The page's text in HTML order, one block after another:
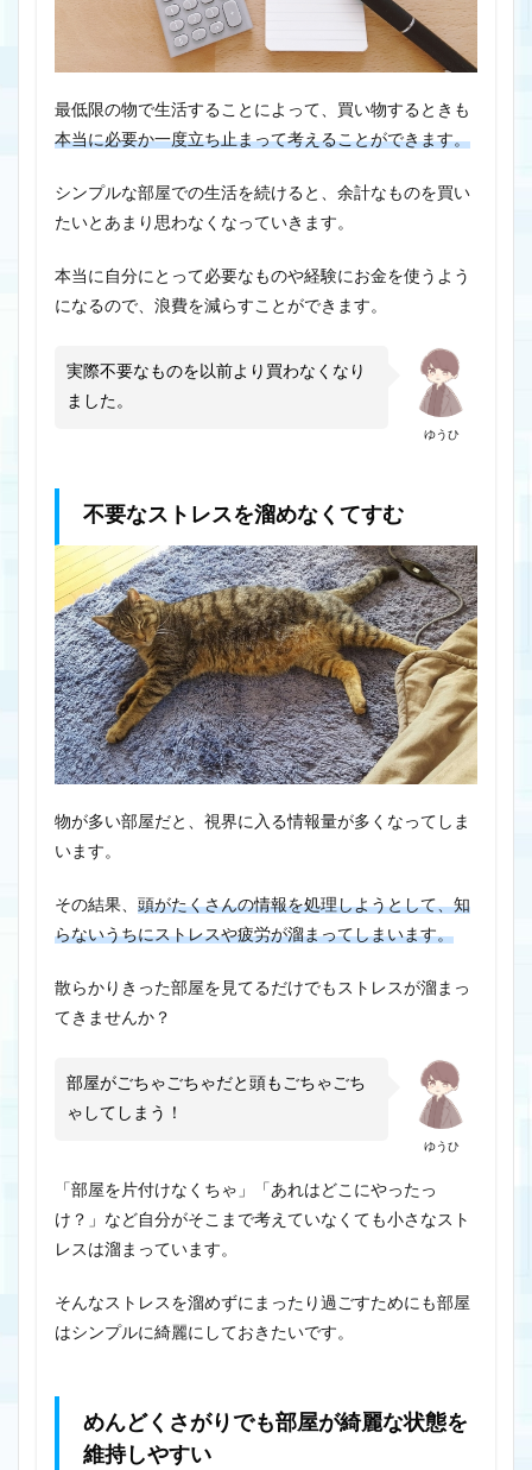
最低限の物で生活することによって、買い物するときも
本当に必要か一度立ち止まって考えることができます。
シンプルな部屋での生活を続けると、余計なものを買い
たいとあまり思わなくなっていきます。
本当に自分にとって必要なものや経験にお金を使うよう
になるので、浪費を減らすことができます。
ゆうひ
実際不要なものを以前より買わなくなり
ました。
不要なストレスを溜めなくてすむ
物が多い部屋だと、視界に入る情報量が多くなってしま
います。
その結果、 頭がたくさんの情報を処理しようとして、知
らないうちにストレスや疲労が溜まってしまいます。
散らかりきった部屋を見てるだけでもストレスが溜まっ
てきませんか？
ゆうひ
部屋がごちゃごちゃだと頭もごちゃごち
ゃしてしまう！
「部屋を片付けなくちゃ」「あれはどこにやったっ
け？」など自分がそこまで考えていなくても小さなスト
レスは溜まっています。
そんなストレスを溜めずにまったり過ごすためにも部屋
はシンプルに綺麗にしておきたいです。
めんどくさがりでも部屋が綺麗な状態を
維持しやすい